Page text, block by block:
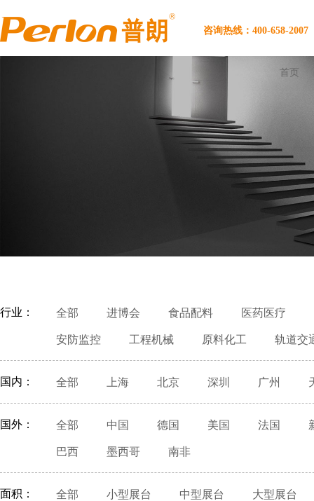
咨询热线：400-658-2007
首页
行业： 全部 进博会 食品配料 医药医疗
安防监控 工程机械 原料化工 轨道交
国内： 全部 上海 北京 深圳 广州
国外： 全部 中国 德国 美国 法国
巴西 墨西哥 南非
面积： 全部 小型展台 中型展台 大型展台